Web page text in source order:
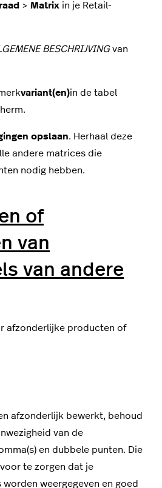
> Matrix in je Retail-
BESCHRIJVINGvan
variant(en)in de tabel
opslaan. Herhaal deze
andere matrices die
nodig hebben.
of
van
van andere
afzonderlijke producten of
afzonderlijk bewerkt, behoud
van de
en dubbele punten. Die
te zorgen dat je
worden weergegeven en goed